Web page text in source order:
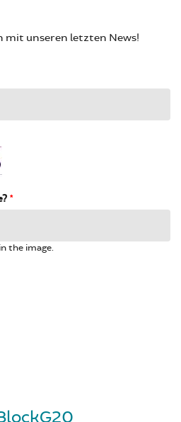
mit unseren letzten News!
*
the image.